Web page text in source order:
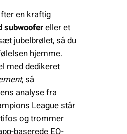
en kraftig
subwoofereller et
jubelbrølet, så du
hjemme.
med dedikeret
, så
analyse fra
League står
og trommer
baserede EQ-